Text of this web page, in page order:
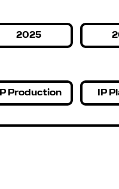
2025
IP Production IP